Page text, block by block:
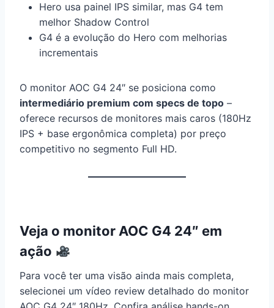
Hero usa painel IPS similar, mas G4 tem
melhor Shadow Control
G4 é a evolução do Hero com melhorias
incrementais
O monitor AOC G4 24″ se posiciona como
intermediário premium com specs de topo –
oferece recursos de monitores mais caros (180Hz
IPS + base ergonômica completa) por preço
competitivo no segmento Full HD.
Veja o monitor AOC G4 24″ em
ação
Para você ter uma visão ainda mais completa,
selecionei um vídeo review detalhado do monitor